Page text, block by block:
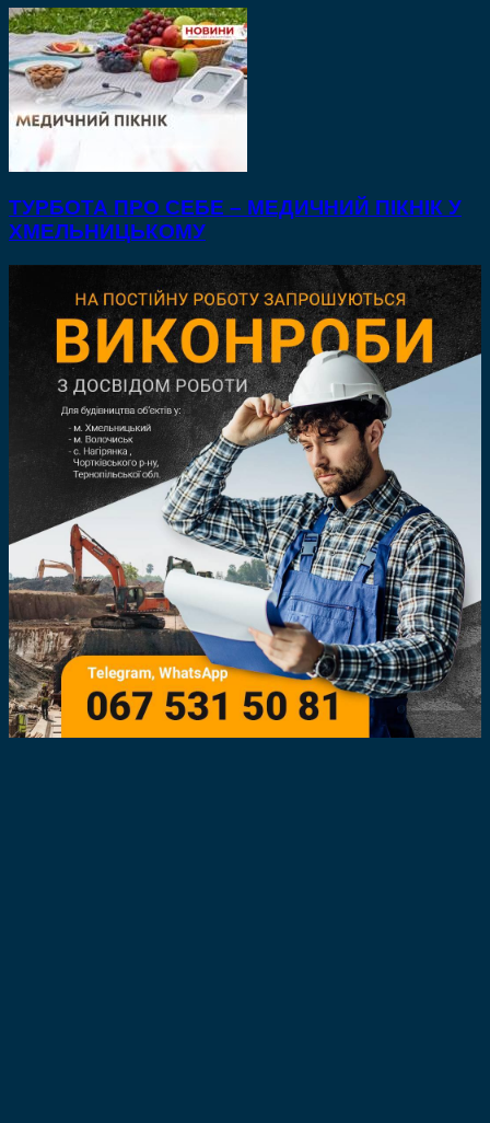
ТУРБОТА ПРО СЕБЕ – МЕДИЧНИЙ ПІКНІК У
ХМЕЛЬНИЦЬКОМУ